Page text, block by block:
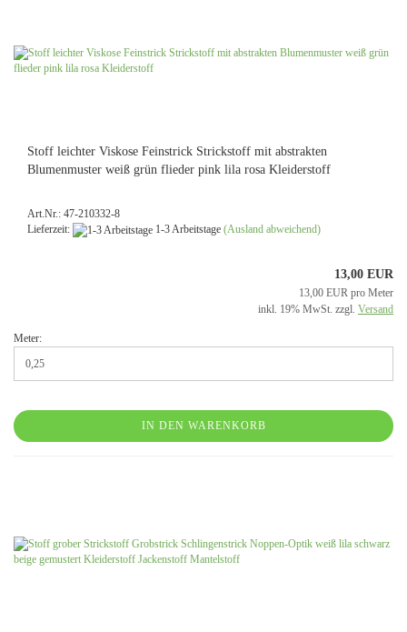
Stoff leichter Viskose Feinstrick Strickstoff mit abstrakten
Blumenmuster weiß grün flieder pink lila rosa Kleiderstoff
Art.Nr.: 47-210332-8
Lieferzeit:
1-3 Arbeitstage (Ausland abweichend)
13,00 EUR
13,00 EUR pro Meter
inkl. 19% MwSt. zzgl. Versand
Meter:
IN DEN WARENKORB